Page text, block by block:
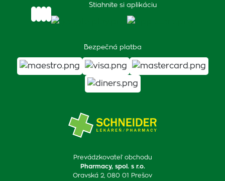
Prevádzkovateľ obchodu
Pharmacy, spol. s r.o.
Oravská 2, 080 01 Prešov
Stiahnite si aplikáciu
Bezpečná platba